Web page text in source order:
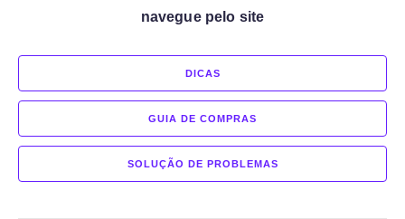
navegue pelo site
DICAS
GUIA DE COMPRAS
SOLUÇÃO DE PROBLEMAS